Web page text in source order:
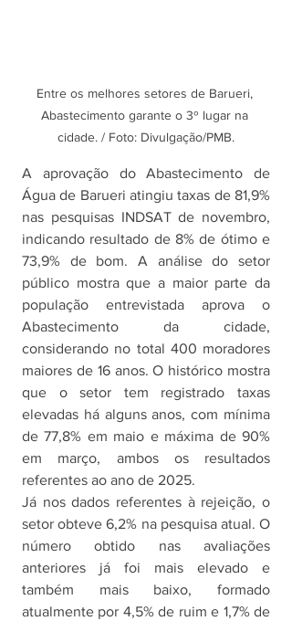
Entre os melhores setores de Barueri,
Abastecimento garante o 3º lugar na
cidade. / Foto: Divulgação/PMB.
A aprovação do Abastecimento de
Água de Barueri atingiu taxas de 81,9%
nas pesquisas INDSAT de novembro,
indicando resultado de 8% de ótimo e
73,9% de bom. A análise do setor
público mostra que a maior parte da
população entrevistada aprova o
Abastecimento da cidade,
considerando no total 400 moradores
maiores de 16 anos. O histórico mostra
que o setor tem registrado taxas
elevadas há alguns anos, com mínima
de 77,8% em maio e máxima de 90%
em março, ambos os resultados
referentes ao ano de 2025.
Já nos dados referentes à rejeição, o
setor obteve 6,2% na pesquisa atual. O
número obtido nas avaliações
anteriores já foi mais elevado e
também mais baixo, formado
atualmente por 4,5% de ruim e 1,7% de